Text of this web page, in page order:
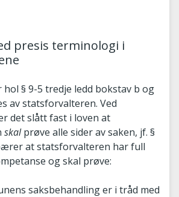
presis terminologi i
hol § 9-5 tredje ledd bokstav b og
av statsforvalteren. Ved
det slått fast i loven at
skalprøve alle sider av saken, jf. §
at statsforvalteren har full
og skal prøve:
saksbehandling er i tråd med